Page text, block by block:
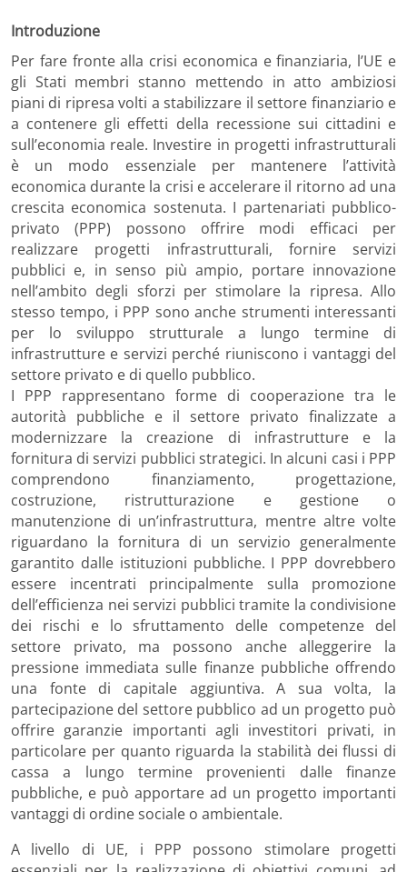
Introduzione
Per fare fronte alla crisi economica e finanziaria, l’UE e
gli Stati membri stanno mettendo in atto ambiziosi
piani di ripresa volti a stabilizzare il settore finanziario e
a contenere gli effetti della recessione sui cittadini e
sull’economia reale. Investire in progetti infrastrutturali
è un modo essenziale per mantenere l’attività
economica durante la crisi e accelerare il ritorno ad una
crescita economica sostenuta. I partenariati pubblico-
privato (PPP) possono offrire modi efficaci per
realizzare progetti infrastrutturali, fornire servizi
pubblici e, in senso più ampio, portare innovazione
nell’ambito degli sforzi per stimolare la ripresa. Allo
stesso tempo, i PPP sono anche strumenti interessanti
per lo sviluppo strutturale a lungo termine di
infrastrutture e servizi perché riuniscono i vantaggi del
settore privato e di quello pubblico.
I PPP rappresentano forme di cooperazione tra le
autorità pubbliche e il settore privato finalizzate a
modernizzare la creazione di infrastrutture e la
fornitura di servizi pubblici strategici. In alcuni casi i PPP
comprendono finanziamento, progettazione,
costruzione, ristrutturazione e gestione o
manutenzione di un’infrastruttura, mentre altre volte
riguardano la fornitura di un servizio generalmente
garantito dalle istituzioni pubbliche. I PPP dovrebbero
essere incentrati principalmente sulla promozione
dell’efficienza nei servizi pubblici tramite la condivisione
dei rischi e lo sfruttamento delle competenze del
settore privato, ma possono anche alleggerire la
pressione immediata sulle finanze pubbliche offrendo
una fonte di capitale aggiuntiva. A sua volta, la
partecipazione del settore pubblico ad un progetto può
offrire garanzie importanti agli investitori privati, in
particolare per quanto riguarda la stabilità dei flussi di
cassa a lungo termine provenienti dalle finanze
pubbliche, e può apportare ad un progetto importanti
vantaggi di ordine sociale o ambientale.
A livello di UE, i PPP possono stimolare progetti